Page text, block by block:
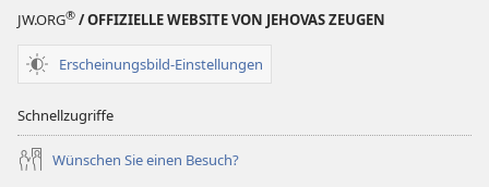
JW.ORG® / OFFIZIELLE WEBSITE VON JEHOVAS ZEUGEN
Erscheinungsbild-Einstellungen
Schnellzugriffe
Wünschen Sie einen Besuch?